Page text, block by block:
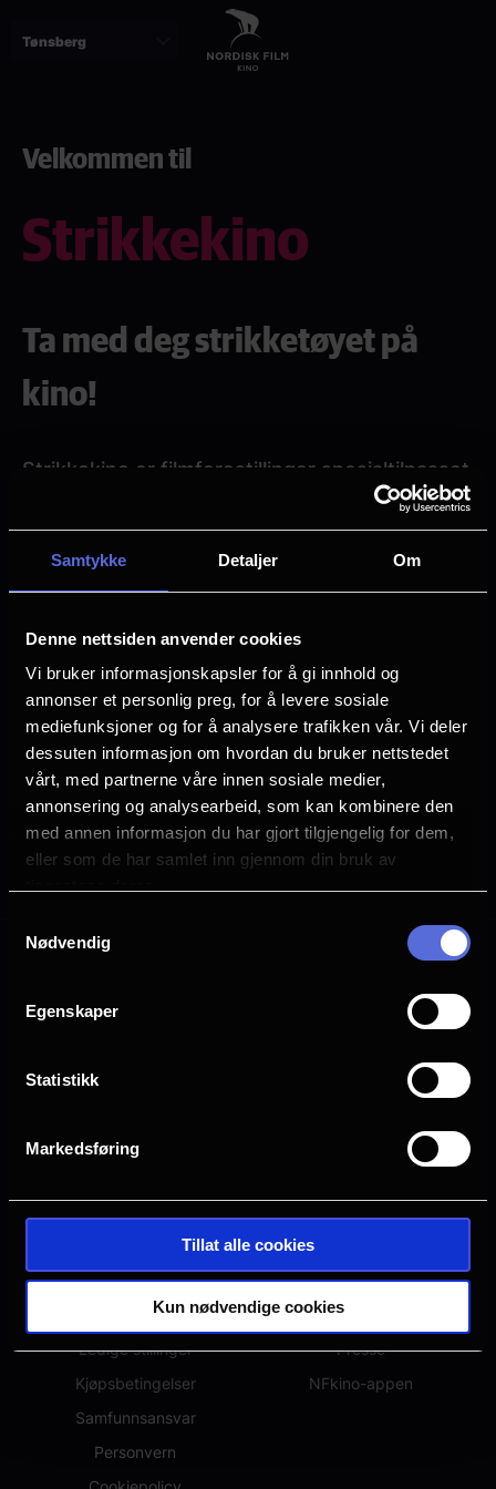
Samtykke Detaljer Om
Denne nettsiden anvender cookies
Vi bruker informasjonskapsler for å gi innhold og
annonser et personlig preg, for å levere sosiale
mediefunksjoner og for å analysere trafikken vår. Vi deler
dessuten informasjon om hvordan du bruker nettstedet
vårt, med partnerne våre innen sosiale medier,
annonsering og analysearbeid, som kan kombinere den
med annen informasjon du har gjort tilgjengelig for dem,
eller som de har samlet inn gjennom din bruk av
Nødvendig
Egenskaper
Statistikk
Markedsføring
Tillat alle cookies
Kun nødvendige cookies
Velkommen til
Strikkekino
Ta med deg strikketøyet på
kino!
Strikkekino er filmforestillinger spesialtilpasset
for deg som gjerne vil holde pinnene i gang, og
kanskje møte andre strikkere, mens du ser en
god film. Vi lar det være litt lys på i salen, slik at
du kan se pinner og masker.
Vi tilbyr strikkekino omtrent en gang i
måneden.
Når det er visninger tilgjengelig vil du se dem
nedenfor.
Paragraphs
Velg hva du vil se
OM NFKINO
Om oss
Spørsmål og svar
Ledige stillinger
Kjøpsbetingelser
Samfunnsansvar
Personvern
Hva kommer?
Eventer
Presse
NFkino-appen